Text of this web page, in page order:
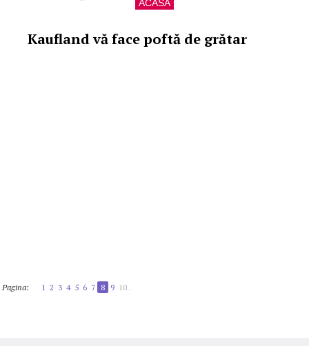
ACASA
Kaufland vă face poftă de grătar
Pagina: 1 2 3 4 5 6 7 8 9 10..